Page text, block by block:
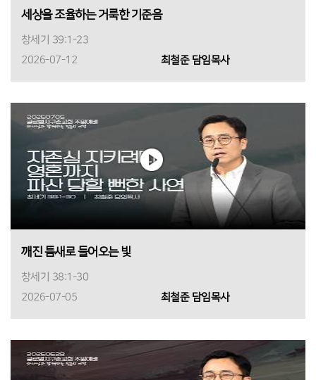
세상을 조율하는 거룩한 기준음
창세기 39:1-23
2026-07-12
최철준 담임목사
깨진 틈새로 들어오는 빛
창세기 38:1-30
2026-07-05
최철준 담임목사